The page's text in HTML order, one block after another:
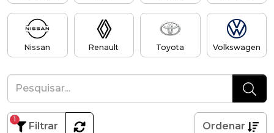
Nissan Renault Toyota Volkswagen
Filtrar
1
Ordenar